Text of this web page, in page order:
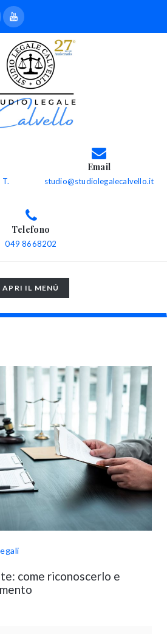
Email
studio@studiolegalecalvello.it
Telefono
049 8668202
TOGGLE
NAVIGATION
APRI IL MENÚ
come riconoscerlo e